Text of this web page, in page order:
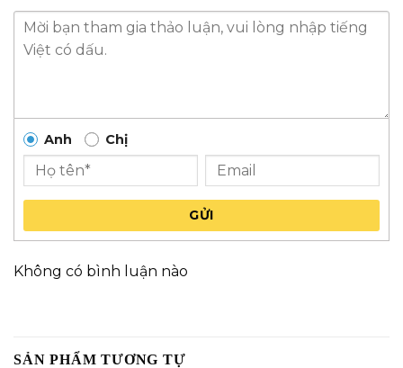
Anh Chị
GỬI
Không có bình luận nào
SẢN PHẨM TƯƠNG TỰ